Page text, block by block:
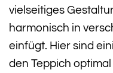
vielseitiges
harmonisch in
einfügt. Hier sind
den Teppich